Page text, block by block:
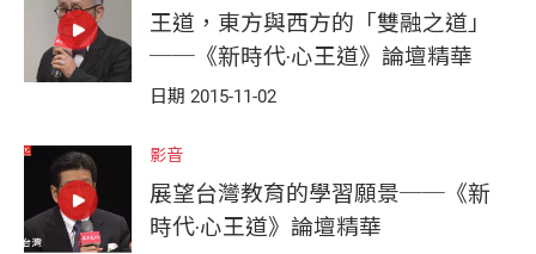
王道，東方與西方的「雙融之道」
──《新時代‧心王道》論壇精華
日期 2015-11-02
影音
展望台灣教育的學習願景──《新
時代‧心王道》論壇精華